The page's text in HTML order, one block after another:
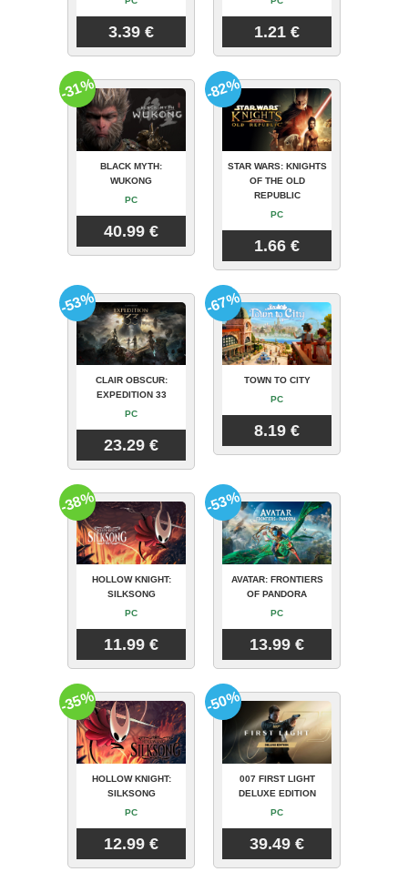
3.39 € 1.21 €
BLACK MYTH:
WUKONG
PC
40.99 €
-31%
STAR WARS: KNIGHTS
OF THE OLD
REPUBLIC
PC
1.66 €
-82%
CLAIR OBSCUR:
EXPEDITION 33
PC
23.29 €
-53%
TOWN TO CITY
PC
8.19 €
-67%
HOLLOW KNIGHT:
SILKSONG
PC
11.99 €
-38%
AVATAR: FRONTIERS
OF PANDORA
PC
13.99 €
-53%
HOLLOW KNIGHT:
SILKSONG
PC
12.99 €
-35%
007 FIRST LIGHT
DELUXE EDITION
PC
39.49 €
-50%